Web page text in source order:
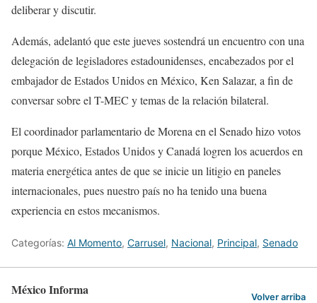
deliberar y discutir.
Además, adelantó que este jueves sostendrá un encuentro con una
delegación de legisladores estadounidenses, encabezados por el
embajador de Estados Unidos en México, Ken Salazar, a fin de
conversar sobre el T-MEC y temas de la relación bilateral.
El coordinador parlamentario de Morena en el Senado hizo votos
porque México, Estados Unidos y Canadá logren los acuerdos en
materia energética antes de que se inicie un litigio en paneles
internacionales, pues nuestro país no ha tenido una buena
experiencia en estos mecanismos.
Categorías: Al Momento, Carrusel, Nacional, Principal, Senado
México Informa Volver arriba